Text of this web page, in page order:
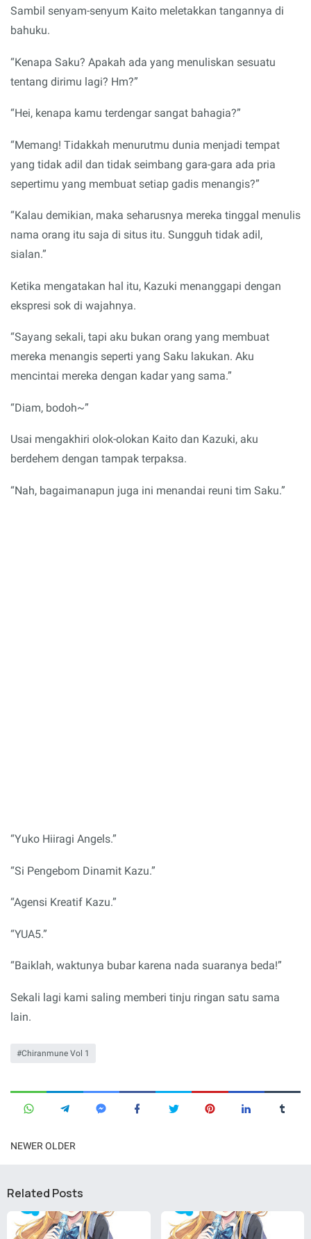
Sambil senyam-senyum Kaito meletakkan tangannya di
bahuku.
“Kenapa Saku? Apakah ada yang menuliskan sesuatu
tentang dirimu lagi? Hm?”
“Hei, kenapa kamu terdengar sangat bahagia?”
“Memang! Tidakkah menurutmu dunia menjadi tempat
yang tidak adil dan tidak seimbang gara-gara ada pria
sepertimu yang membuat setiap gadis menangis?”
“Kalau demikian, maka seharusnya mereka tinggal menulis
nama orang itu saja di situs itu. Sungguh tidak adil,
sialan.”
Ketika mengatakan hal itu, Kazuki menanggapi dengan
ekspresi sok di wajahnya.
“Sayang sekali, tapi aku bukan orang yang membuat
mereka menangis seperti yang Saku lakukan. Aku
mencintai mereka dengan kadar yang sama.”
“Diam, bodoh~”
Usai mengakhiri olok-olokan Kaito dan Kazuki, aku
berdehem dengan tampak terpaksa.
“Nah, bagaimanapun juga ini menandai reuni tim Saku.”
“Yuko Hiiragi Angels.”
“Si Pengebom Dinamit Kazu.”
“Agensi Kreatif Kazu.”
“YUA5.”
“Baiklah, waktunya bubar karena nada suaranya beda!”
Sekali lagi kami saling memberi tinju ringan satu sama
lain.
Chiranmune Vol 1
NEWER OLDER
Related Posts